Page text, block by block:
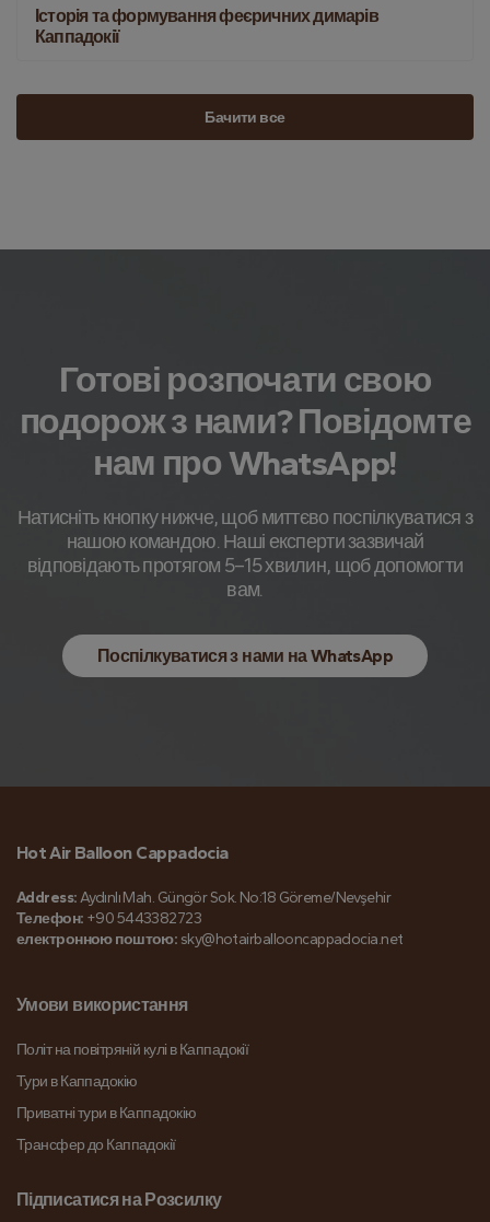
Історія та формування феєричних димарів
Каппадокії
Бачити все
Готові розпочати свою
подорож з нами? Повідомте
нам про WhatsApp!
Натисніть кнопку нижче, щоб миттєво поспілкуватися з
нашою командою. Наші експерти зазвичай
відповідають протягом 5–15 хвилин, щоб допомогти
вам.
Поспілкуватися з нами на WhatsApp
Hot Air Balloon Cappadocia
Address:Aydınlı Mah. Güngör Sok. No:18 Göreme/Nevşehir
Телефон: +90 5443382723
електронною поштою: sky@hotairballooncappadocia.net
Умови використання
Політ на повітряній кулі в Каппадокії
Тури в Каппадокію
Приватні тури в Каппадокію
Трансфер до Каппадокії
Підписатися на Розсилку